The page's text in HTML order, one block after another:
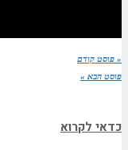
« פוסט קודם
פוסט הבא »
כדאי לקרוא